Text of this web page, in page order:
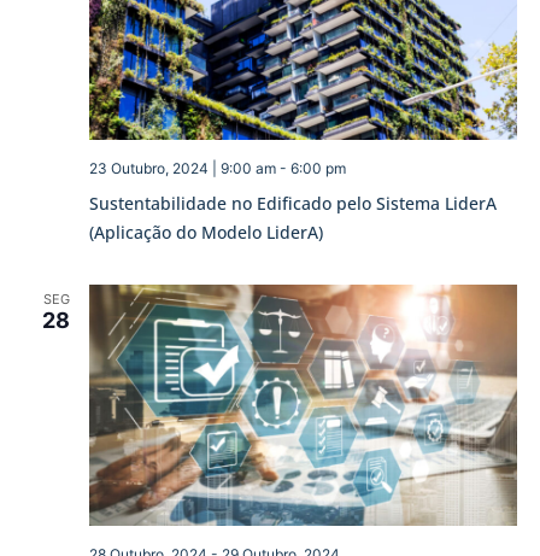
de
Sustentabilidade no Edificado pelo Sistema LiderA
(Aplicação do Modelo LiderA)
23 Outubro, 2024 | 9:00 am- 6:00 pm
SEG
28